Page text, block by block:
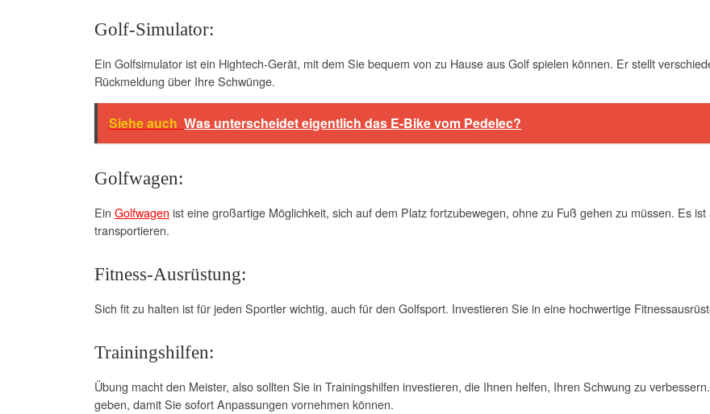
Golf-Simulator:
Ein Golfsimulator ist ein Hightech-Gerät, mit dem Sie bequem von zu Hause aus Golf spielen können. Er stellt
Rückmeldung über Ihre Schwünge.
Siehe auch Was unterscheidet eigentlich das E-Bike vom Pedelec?
Golfwagen:
Ein Golfwagen ist eine großartige Möglichkeit, sich auf dem Platz fortzubewegen, ohne zu Fuß gehen zu müssen. Es
transportieren.
Fitness-Ausrüstung:
Sich fit zu halten ist für jeden Sportler wichtig, auch für den Golfsport. Investieren Sie in eine hochwertige
Trainingshilfen:
Übung macht den Meister, also sollten Sie in Trainingshilfen investieren, die Ihnen helfen, Ihren Schwung zu
geben, damit Sie sofort Anpassungen vornehmen können.